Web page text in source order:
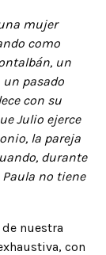
mujer
como
un
pasado
con su
Julio ejerce
la pareja
durante
no tiene
nuestra
con